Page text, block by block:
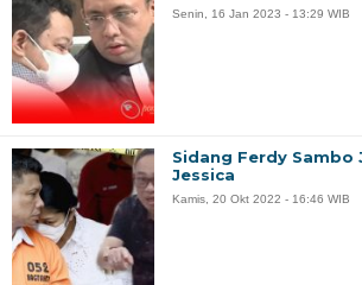
Senin, 16 Jan 2023 - 13:29 WIB
Sidang Ferdy Sambo
Jessica
Kamis, 20 Okt 2022 - 16:46 WIB